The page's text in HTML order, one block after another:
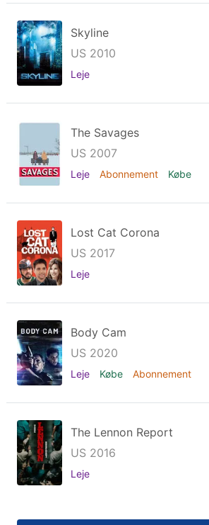
Skyline
US 2010
Leje
The Savages
US 2007
Leje Abonnement Købe
Lost Cat Corona
US 2017
Leje
Body Cam
US 2020
Leje Købe Abonnement
The Lennon Report
US 2016
Leje